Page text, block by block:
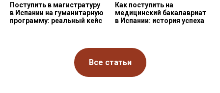
Поступить в магистратуру
в Испании на гуманитарную
программу: реальный кейс
Как поступить на
медицинский бакалавриат
в Испании: история успеха
Все статьи